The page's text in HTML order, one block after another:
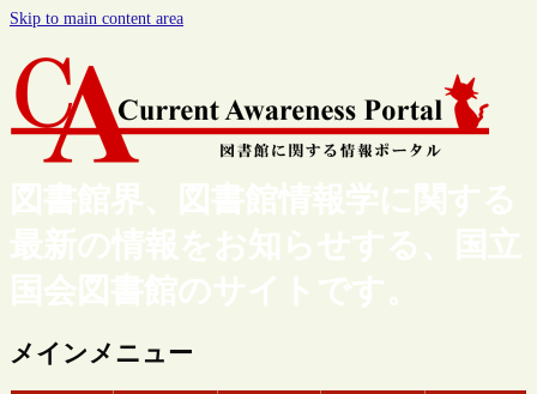
Skip to main content area
図書館界、図書館情報学に関する
最新の情報をお知らせする、国立
国会図書館のサイトです。
メインメニュー